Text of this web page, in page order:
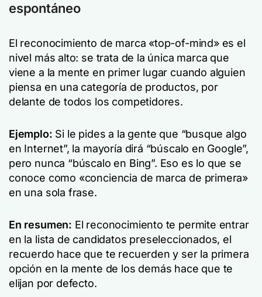
espontáneo
El reconocimiento de marca «top-of-mind» es el
nivel más alto: se trata de la única marca que
viene a la mente en primer lugar cuando alguien
piensa en una categoría de productos, por
delante de todos los competidores.
Ejemplo: Si le pides a la gente que “busque algo
en Internet”, la mayoría dirá “búscalo en Google”,
pero nunca “búscalo en Bing”. Eso es lo que se
conoce como «conciencia de marca de primera»
en una sola frase.
En resumen: El reconocimiento te permite entrar
en la lista de candidatos preseleccionados, el
recuerdo hace que te recuerden y ser la primera
opción en la mente de los demás hace que te
elijan por defecto.